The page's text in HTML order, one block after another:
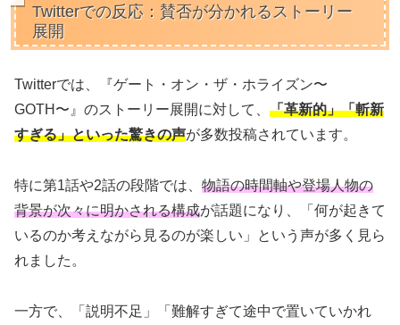
Twitterでの反応：賛否が分かれるストーリー
展開
Twitterでは、『ゲート・オン・ザ・ホライズン〜
GOTH〜』のストーリー展開に対して、 「革新的」「斬新
すぎる」といった驚きの声が多数投稿されています。
特に第1話や2話の段階では、 物語の時間軸や登場人物の
背景が次々に明かされる構成が話題になり、「何が起きて
いるのか考えながら見るのが楽しい」という声が多く見ら
れました。
一方で、「説明不足」「難解すぎて途中で置いていかれ